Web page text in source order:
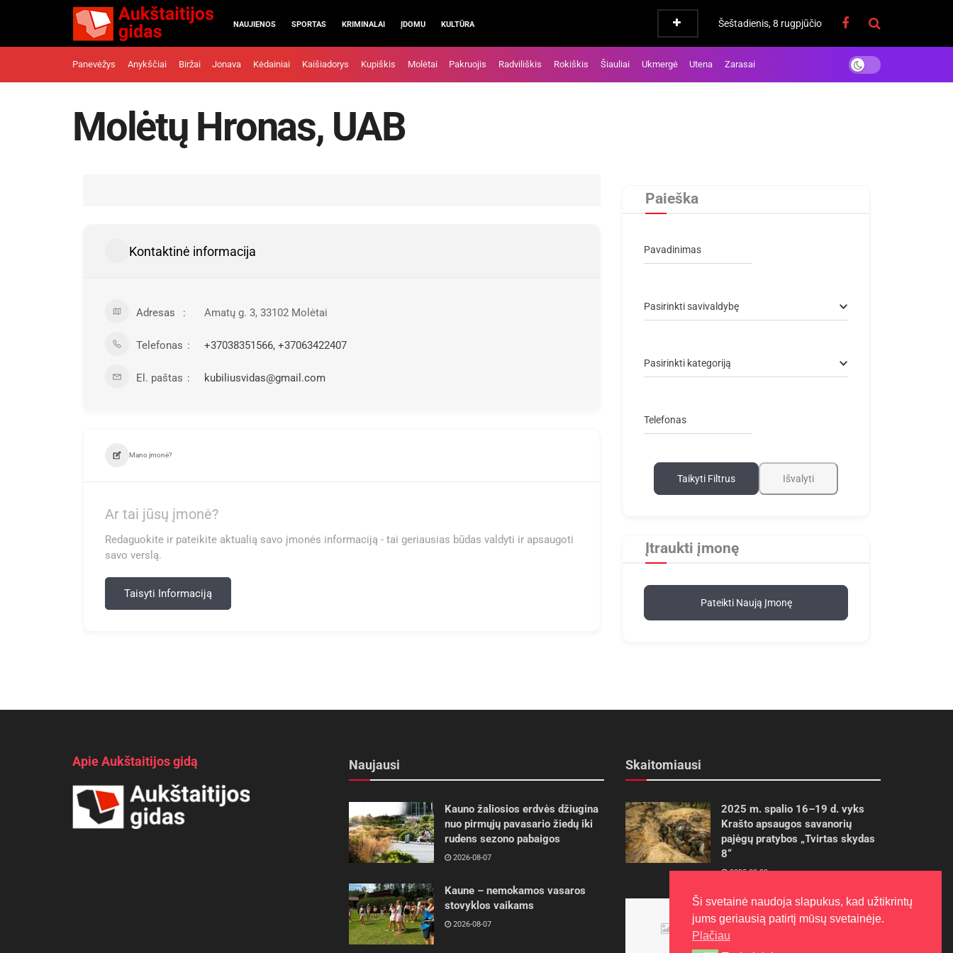
NAUJIENOS SPORTAS KRIMINALAI ĮDOMU KULTŪRA Šeštadienis, 8 rugpjūčio
Panevėžys Anykščiai Biržai Jonava Kėdainiai Kaišiadorys Kupiškis Molėtai Pakruojis Radviliškis Rokiškis Šiauliai Ukmergė Utena Zarasai
Molėtų Hronas, UAB
Kontaktinė informacija
Adresas Amatų g. 3, 33102 Molėtai
Telefonas +37038351566, +37063422407
El. paštas kubiliusvidas@gmail.com
Mano įmonė?
Ar tai jūsų įmonė?
Redaguokite ir pateikite aktualią savo įmonės informaciją - tai geriausias būdas valdyti ir apsaugoti
savo verslą.
Taisyti Informaciją
Paieška
Pavadinimas
Pasirinkti savivaldybę
Pasirinkti kategoriją
Telefonas
Taikyti Filtrus Išvalyti
Įtraukti įmonę
Pateikti Naują Įmonę
Apie Aukštaitijos gidą Naujausi
Kauno žaliosios erdvės džiugina
nuo pirmųjų pavasario žiedų iki
rudens sezono pabaigos
2026-08-07
Kaune – nemokamos vasaros
stovyklos vaikams
2026-08-07
Skaitomiausi
2025 m. spalio 16–19 d. vyks
Krašto apsaugos savanorių
pajėgų pratybos „Tvirtas skydas
8“
2025-09-29
Panevėžietės tarptautinėje
programoje siekia aukso
2015-10-30
Ši svetainė naudoja slapukus, kad užtikrintų
jums geriausią patirtį mūsų svetainėje.
Plačiau